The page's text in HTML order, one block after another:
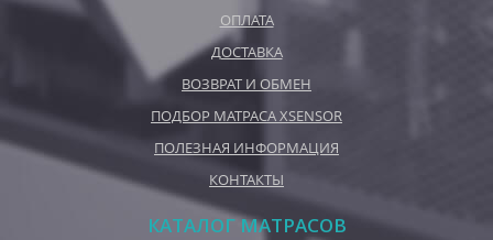
ОПЛАТА
ДОСТАВКА
ВОЗВРАТ И ОБМЕН
ПОДБОР МАТРАСА XSENSOR
ПОЛЕЗНАЯ ИНФОРМАЦИЯ
КОНТАКТЫ
КАТАЛОГ МАТРАСОВ